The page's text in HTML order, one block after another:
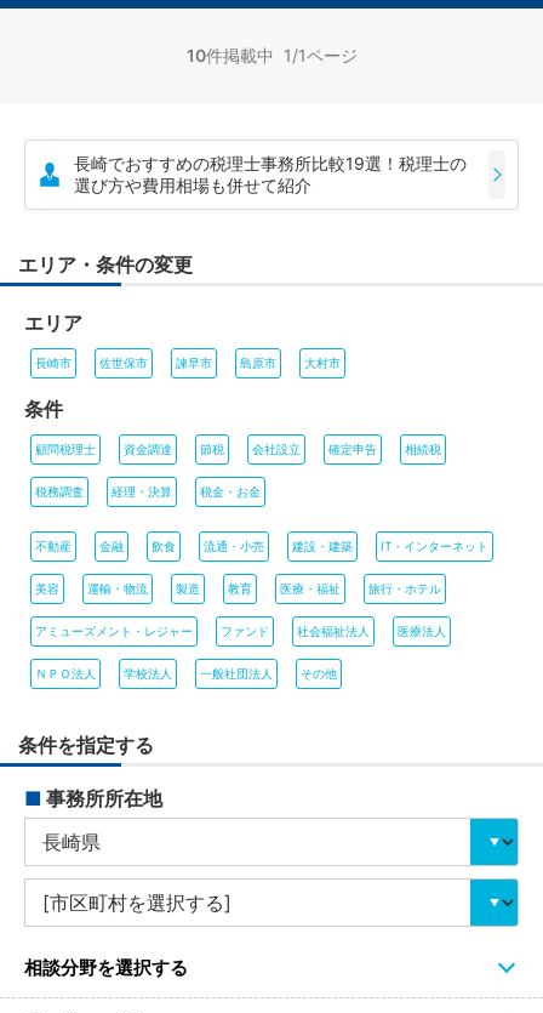
10件掲載中 1/1ページ
長崎でおすすめの税理士事務所比較19選！税理士の
選び方や費用相場も併せて紹介
エリア・条件の変更
エリア
長崎市 佐世保市 諫早市 島原市 大村市
条件
顧問税理士 資金調達 節税 会社設立 確定申告 相続税
税務調査 経理・決算 税金・お金
不動産 金融 飲食 流通・小売 建設・建築 IT・インターネット
美容 運輸・物流 製造 教育 医療・福祉 旅行・ホテル
アミューズメント・レジャー ファンド 社会福祉法人 医療法人
ＮＰＯ法人 学校法人 一般社団法人 その他
条件を指定する
■ 事務所所在地
相談分野を選択する